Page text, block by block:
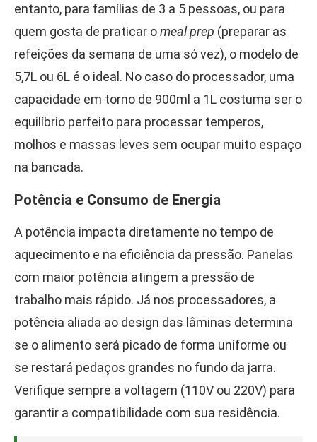
entanto, para famílias de 3 a 5 pessoas, ou para
quem gosta de praticar omeal prep (preparar as
refeições da semana de uma só vez), o modelo de
5,7L ou 6L é o ideal. No caso do processador, uma
capacidade em torno de 900ml a 1L costuma ser o
equilíbrio perfeito para processar temperos,
molhos e massas leves sem ocupar muito espaço
na bancada.
Potência e Consumo de Energia
A potência impacta diretamente no tempo de
aquecimento e na eficiência da pressão. Panelas
com maior potência atingem a pressão de
trabalho mais rápido. Já nos processadores, a
potência aliada ao design das lâminas determina
se o alimento será picado de forma uniforme ou
se restará pedaços grandes no fundo da jarra.
Verifique sempre a voltagem (110V ou 220V) para
garantir a compatibilidade com sua residência.